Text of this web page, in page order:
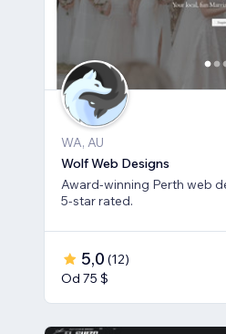
WA, AU
Wolf Web Designs
Award-winning Perth web
5-star rated.
5,0 (12)
Od 75 $